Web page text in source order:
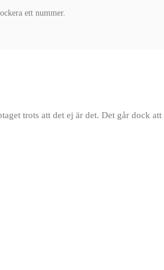
ett nummer.
trots att det ej är det. Det går dock att